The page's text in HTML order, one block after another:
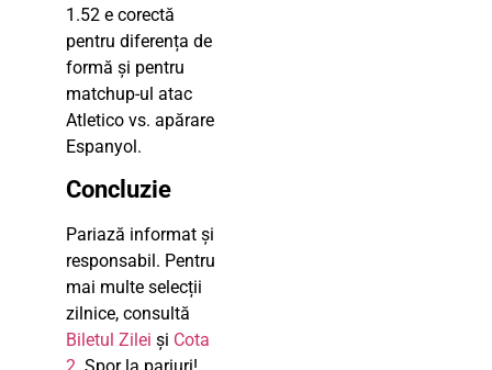
1.52 e corectă
pentru diferența de
formă și pentru
matchup-ul atac
Atletico vs. apărare
Espanyol.
Concluzie
Pariază informat și
responsabil. Pentru
mai multe selecții
zilnice, consultă
Biletul Zilei și Cota